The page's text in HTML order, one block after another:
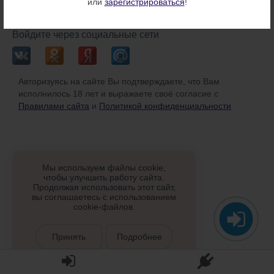
Войдите через социальные сети
Авторизуясь на сайте Вы подтверждаете, что Вам
исполнилось 18 лет и выражаете своё согласие с
Правилами сайта и Политикой конфиденциальности
Мы используем файлы cookie,
чтобы улучшить работу сайта.
Продолжая использовать этот сайт,
вы соглашаетесь с использованием
cookie-файлов.
Принять Подробнее